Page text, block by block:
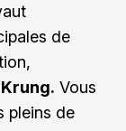
de
Vous
pleins de